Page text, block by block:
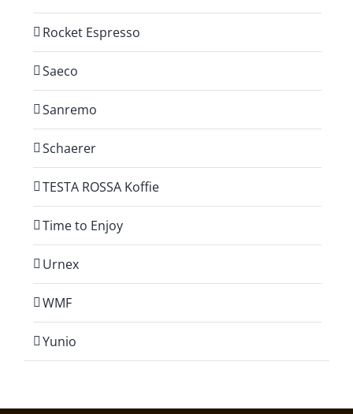
Rocket Espresso
Saeco
Sanremo
Schaerer
TESTA ROSSA Koffie
Time to Enjoy
Urnex
WMF
Yunio